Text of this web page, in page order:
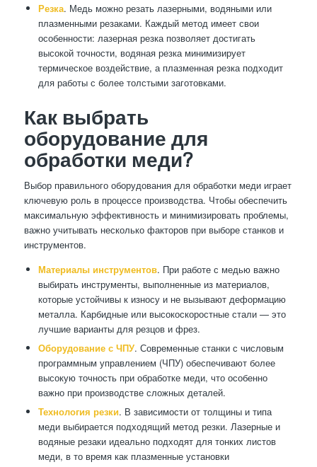
Резка. Медь можно резать лазерными, водяными или
плазменными резаками. Каждый метод имеет свои
особенности: лазерная резка позволяет достигать
высокой точности, водяная резка минимизирует
термическое воздействие, а плазменная резка подходит
для работы с более толстыми заготовками.
Как выбрать
оборудование для
обработки меди?
Выбор правильного оборудования для обработки меди играет
ключевую роль в процессе производства. Чтобы обеспечить
максимальную эффективность и минимизировать проблемы,
важно учитывать несколько факторов при выборе станков и
инструментов.
Материалы инструментов. При работе с медью важно
выбирать инструменты, выполненные из материалов,
которые устойчивы к износу и не вызывают деформацию
металла. Карбидные или высокоскоростные стали — это
лучшие варианты для резцов и фрез.
Оборудование с ЧПУ. Современные станки с числовым
программным управлением (ЧПУ) обеспечивают более
высокую точность при обработке меди, что особенно
важно при производстве сложных деталей.
Технология резки. В зависимости от толщины и типа
меди выбирается подходящий метод резки. Лазерные и
водяные резаки идеально подходят для тонких листов
меди, в то время как плазменные установки